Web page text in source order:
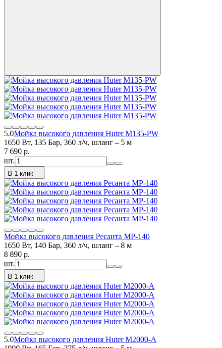
5.0Мойка высокого давления Huter M135-PW
1650 Вт, 135 Бар, 360 л/ч, шланг – 5 м
7 690 p.
шт.
В 1 клик
Мойка высокого давления Ресанта МР-140
1650 Вт, 140 Бар, 360 л/ч, шланг – 8 м
8 890 p.
шт.
В 1 клик
5.0Мойка высокого давления Huter M2000-A